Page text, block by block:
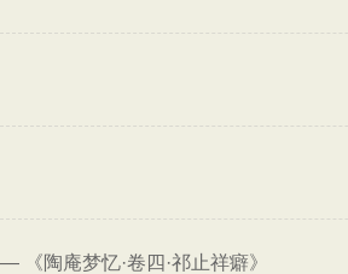
《陶庵梦忆·卷四·祁止祥癖》